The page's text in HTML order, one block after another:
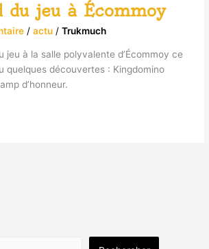
du jeu à Écommoy
/actu /Trukmuch
jeu à la salle polyvalente d’Écommoy ce
quelques découvertes : Kingdomino
d’honneur.